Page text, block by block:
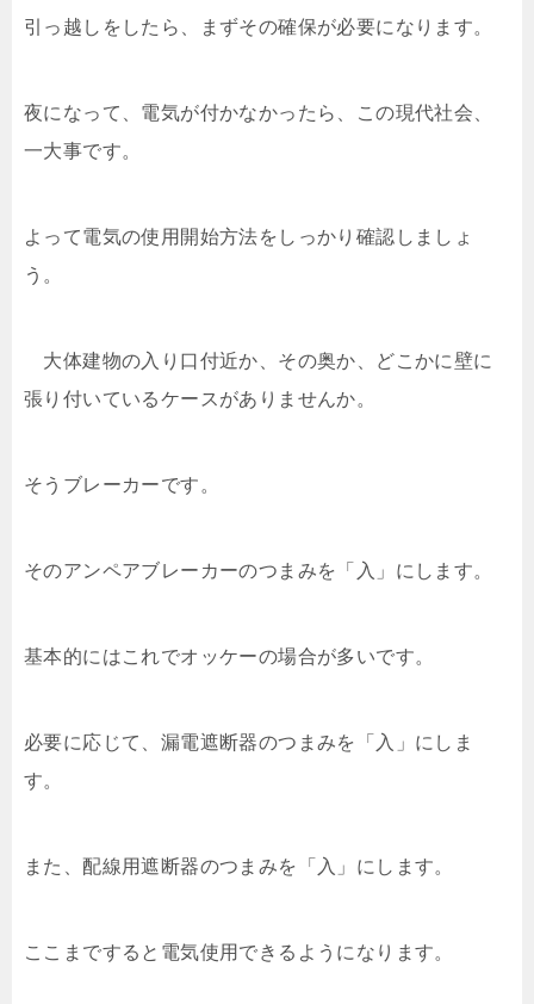
引っ越しをしたら、まずその確保が必要になります。
夜になって、電気が付かなかったら、この現代社会、
一大事です。
よって電気の使用開始方法をしっかり確認しましょ
う。
大体建物の入り口付近か、その奥か、どこかに壁に
張り付いているケースがありませんか。
そうブレーカーです。
そのアンペアブレーカーのつまみを「入」にします。
基本的にはこれでオッケーの場合が多いです。
必要に応じて、漏電遮断器のつまみを「入」にしま
す。
また、配線用遮断器のつまみを「入」にします。
ここまですると電気使用できるようになります。